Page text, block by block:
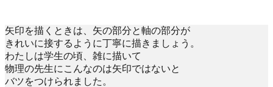
矢印を描くときは、矢の部分と軸の部分が
きれいに接するように丁寧に描きましょう。
わたしは学生の頃、雑に描いて
物理の先生にこんなのは矢印ではないと
バツをつけられました。